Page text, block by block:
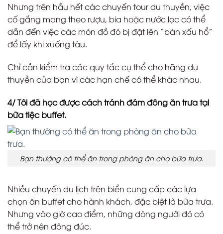
Nhưng trên hầu hết các chuyến tour du thuyền, việc
cố gắng mang theo rượu, bia hoặc nước lọc có thể
dẫn đến việc các món đồ đó bị đặt lên “bàn xấu hổ”
để lấy khi xuống tàu.
Chỉ cần kiểm tra các quy tắc cụ thể cho hãng du
thuyền của bạn vì các hạn chế có thể khác nhau.
4/ Tôi đã học được cách tránh đám đông ăn trưa tại
bữa tiệc buffet.
Bạn thường có thể ăn trong phòng ăn cho bữa trưa.
Nhiều chuyến du lịch trên biển cung cấp các lựa
chọn ăn buffet cho hành khách, đặc biệt là bữa trưa.
Nhưng vào giờ cao điểm, những dòng người đó có
thể trở nên đông đúc.